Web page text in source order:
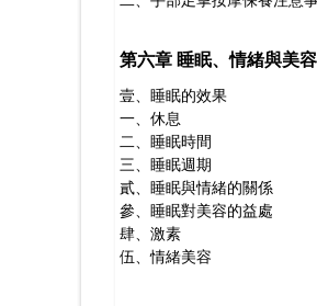
第六章 睡眠、情緒與美容
壹、睡眠的效果
一、休息
二、睡眠時間
三、睡眠週期
貳、睡眠與情緒的關係
參、睡眠對美容的益處
肆、激素
伍、情緒美容